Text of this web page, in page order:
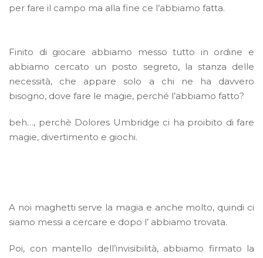
per fare il campo ma alla fine ce l’abbiamo fatta.
Finito di giocare abbiamo messo tutto in ordine e
abbiamo cercato un posto segreto, la stanza delle
necessità, che appare solo a chi ne ha davvero
bisogno, dove fare le magie, perché l’abbiamo fatto?
beh…, perchè Dolores Umbridge ci ha proibito di fare
magie, divertimento e giochi.
A noi maghetti serve la magia e anche molto, quindi ci
siamo messi a cercare e dopo l’ abbiamo trovata.
Poi, con mantello dell’invisibilità, abbiamo firmato la